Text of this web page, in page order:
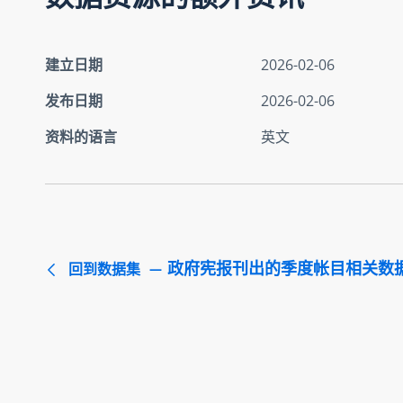
建立日期
2026-02-06
发布日期
2026-02-06
资料的语言
英文
回到数据集 政府宪报刊出的季度帐目相关数